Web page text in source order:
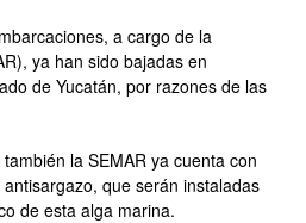
a cargo de la
ya han sido bajadas en
de Yucatán, por razones de las
la SEMAR ya cuenta con
que serán instaladas
de esta alga marina.